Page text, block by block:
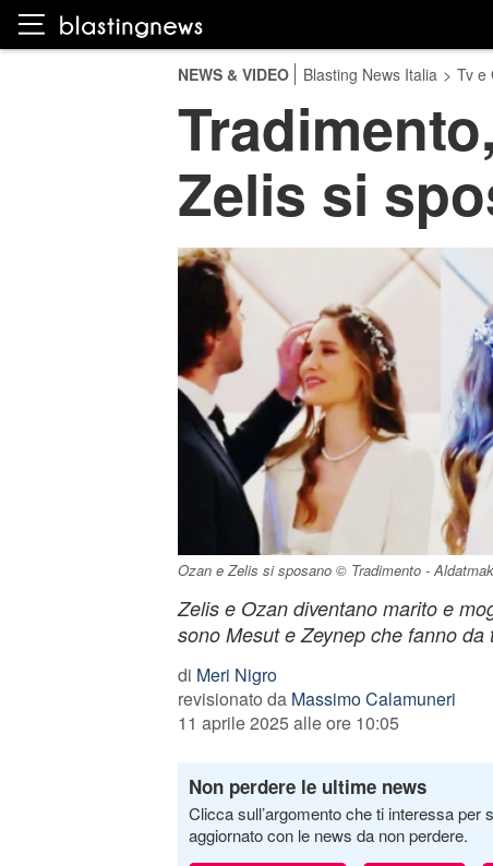
NEWS & VIDEO Blasting News Italia > Tv e
Zelis si
Ozan e Zelis si sposano © Tradimento - Aldatmak
Zelis e Ozan diventano marito e
sono Mesut e Zeynep che fanno da
di Meri Nigro
revisionato da Massimo Calamuneri
11 aprile 2025 alle ore 10:05
Non perdere le ultime news
Clicca sull’argomento che ti interessa per
aggiornato con le news da non perdere.